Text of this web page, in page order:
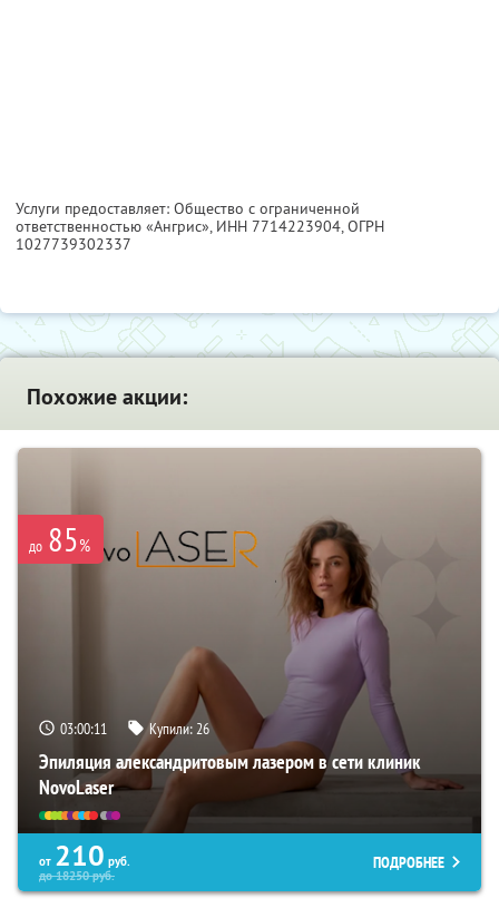
Услуги предоставляет: Общество с ограниченной
ответственностью «Ангрис», ИНН 7714223904, ОГРН
1027739302337
Похожие акции:
до 85%
03:00:10 Купили:26
Эпиляция александритовым лазером в сети клиник
NovoLaser
от 210 руб.
до18250руб.
ПОДРОБНЕЕ